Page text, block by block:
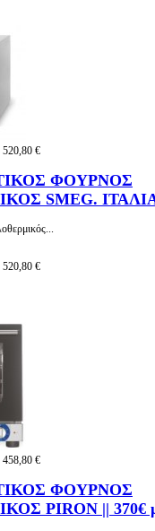
520,80 €
ΦΟΥΡΝΟΣ
SMEG.
520,80 €
458,80 €
ΦΟΥΡΝΟΣ
PIRON || 370€